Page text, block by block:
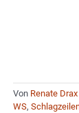
Von Renate Drax
WS,